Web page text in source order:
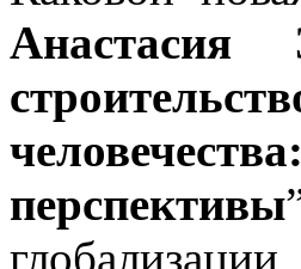
Анастасия
перспективы